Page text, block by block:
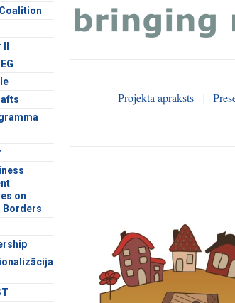
Projekta apraksts
on
Borders